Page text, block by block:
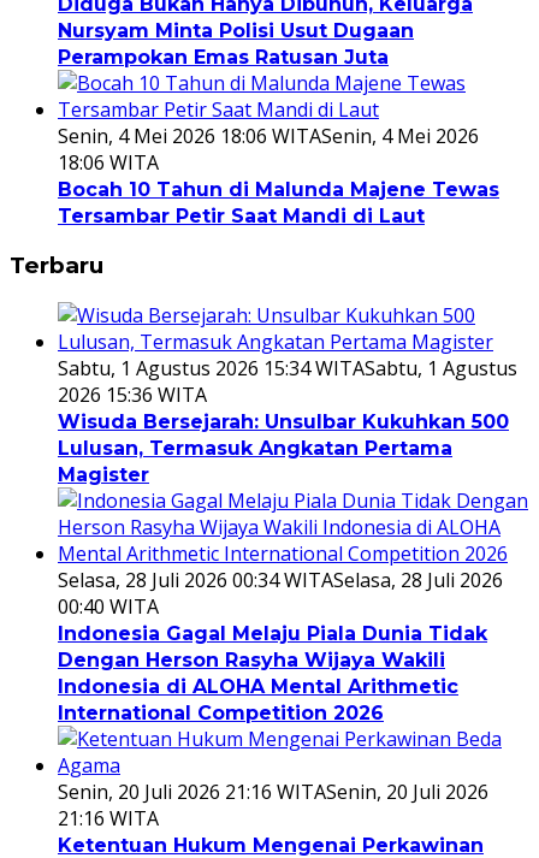
Diduga Bukan Hanya Dibunuh, Keluarga
Nursyam Minta Polisi Usut Dugaan
Perampokan Emas Ratusan Juta
Senin, 4 Mei 2026 18:06 WITASenin, 4 Mei 2026
18:06 WITA
Bocah 10 Tahun di Malunda Majene Tewas
Tersambar Petir Saat Mandi di Laut
Terbaru
Sabtu, 1 Agustus 2026 15:34 WITASabtu, 1 Agustus
2026 15:36 WITA
Wisuda Bersejarah: Unsulbar Kukuhkan 500
Lulusan, Termasuk Angkatan Pertama
Magister
Selasa, 28 Juli 2026 00:34 WITASelasa, 28 Juli 2026
00:40 WITA
Indonesia Gagal Melaju Piala Dunia Tidak
Dengan Herson Rasyha Wijaya Wakili
Indonesia di ALOHA Mental Arithmetic
International Competition 2026
Senin, 20 Juli 2026 21:16 WITASenin, 20 Juli 2026
21:16 WITA
Ketentuan Hukum Mengenai Perkawinan